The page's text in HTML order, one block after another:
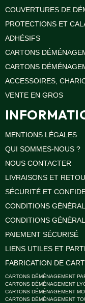
VENTES
EN
GROS
PIÈCES
DÉMÉNAGER
SALON
SALLE
DE
BAIN
GARAGE
CONTACT
COUVERTURES DE
PROTECTIONS ET
ADHÉSIFS
CARTONS
CARTONS
ACCESSOIRES,
VENTE EN GROS
MENTIONS LÉGALES
QUI SOMMES-NOUS ?
NOUS CONTACTER
LIVRAISONS ET
SÉCURITÉ ET
CONDITIONS
CONDITIONS
PAIEMENT SÉCURISÉ
LIENS UTILES ET
FABRICATION DE
CARTONS DÉMÉNAGEMENT
CARTONS DÉMÉNAGEMENT
CARTONS DÉMÉNAGEMENT
CARTONS DÉMÉNAGEMENT